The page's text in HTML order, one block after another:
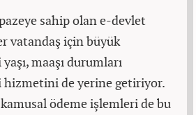
sahip olan e-devlet
vatandaş için büyük
maaşı durumları
hizmetini de yerine getiriyor.
ödeme işlemleri de bu